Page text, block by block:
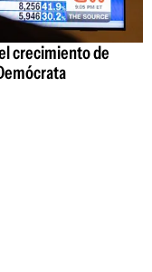
crecimiento de